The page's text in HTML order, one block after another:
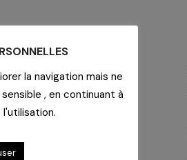
la navigation mais ne
, en continuant à